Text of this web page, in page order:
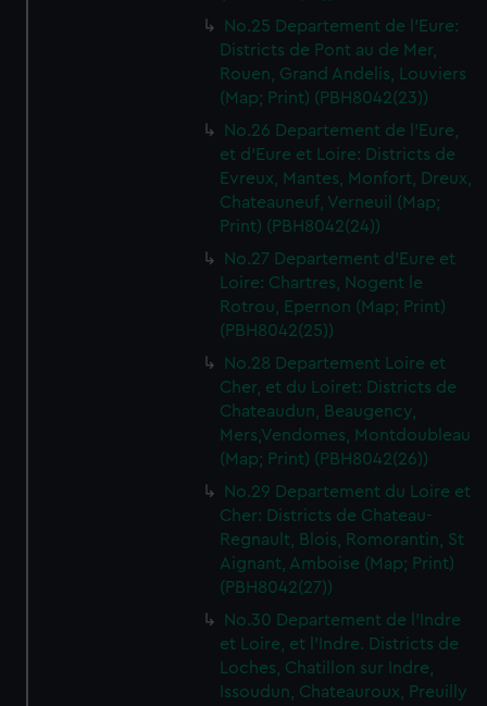
No.25 Departement de l'Eure:
Districts de Pont au de Mer,
Rouen, Grand Andelis, Louviers
(Map; Print) (PBH8042(23))
No.26 Departement de l'Eure,
et d'Eure et Loire: Districts de
Evreux, Mantes, Monfort, Dreux,
Chateauneuf, Verneuil (Map;
Print) (PBH8042(24))
No.27 Departement d'Eure et
Loire: Chartres, Nogent le
Rotrou, Epernon (Map; Print)
(PBH8042(25))
No.28 Departement Loire et
Cher, et du Loiret: Districts de
Chateaudun, Beaugency,
Mers,Vendomes, Montdoubleau
(Map; Print) (PBH8042(26))
No.29 Departement du Loire et
Cher: Districts de Chateau-
Regnault, Blois, Romorantin, St
Aignant, Amboise (Map; Print)
(PBH8042(27))
No.30 Departement de l'Indre
et Loire, et l'Indre. Districts de
Loches, Chatillon sur Indre,
Issoudun, Chateauroux, Preuilly